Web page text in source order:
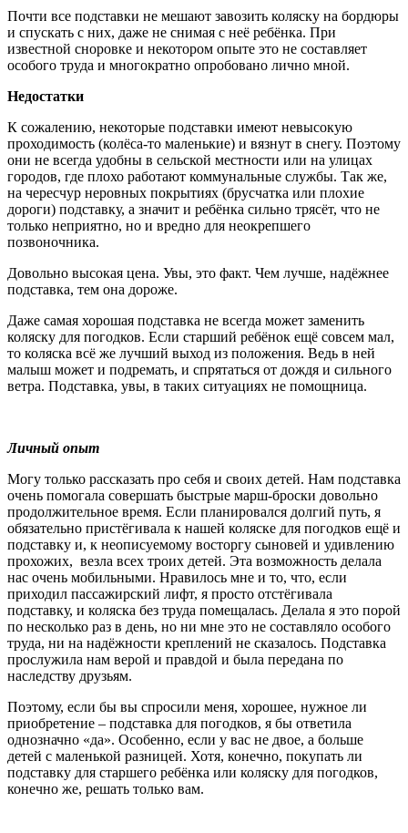
Почти все подставки не мешают завозить коляску на бордюры
и спускать с них, даже не снимая с неё ребёнка. При
известной сноровке и некотором опыте это не составляет
особого труда и многократно опробовано лично мной.
Недостатки
К сожалению, некоторые подставки имеют невысокую
проходимость (колёса-то маленькие) и вязнут в снегу. Поэтому
они не всегда удобны в сельской местности или на улицах
городов, где плохо работают коммунальные службы. Так же,
на чересчур неровных покрытиях (брусчатка или плохие
дороги) подставку, а значит и ребёнка сильно трясёт, что не
только неприятно, но и вредно для неокрепшего
позвоночника.
Довольно высокая цена. Увы, это факт. Чем лучше, надёжнее
подставка, тем она дороже.
Даже самая хорошая подставка не всегда может заменить
коляску для погодков. Если старший ребёнок ещё совсем мал,
то коляска всё же лучший выход из положения. Ведь в ней
малыш может и подремать, и спрятаться от дождя и сильного
ветра. Подставка, увы, в таких ситуациях не помощница.
Личный опыт
Могу только рассказать про себя и своих детей. Нам подставка
очень помогала совершать быстрые марш-броски довольно
продолжительное время. Если планировался долгий путь, я
обязательно пристёгивала к нашей коляске для погодков ещё и
подставку и, к неописуемому восторгу сыновей и удивлению
прохожих, везла всех троих детей. Эта возможность делала
нас очень мобильными. Нравилось мне и то, что, если
приходил пассажирский лифт, я просто отстёгивала
подставку, и коляска без труда помещалась. Делала я это порой
по несколько раз в день, но ни мне это не составляло особого
труда, ни на надёжности креплений не сказалось. Подставка
прослужила нам верой и правдой и была передана по
наследству друзьям.
Поэтому, если бы вы спросили меня, хорошее, нужное ли
приобретение – подставка для погодков, я бы ответила
однозначно «да». Особенно, если у вас не двое, а больше
детей с маленькой разницей. Хотя, конечно, покупать ли
подставку для старшего ребёнка или коляску для погодков,
конечно же, решать только вам.